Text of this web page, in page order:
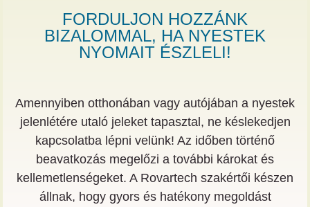
FORDULJON HOZZÁNK
BIZALOMMAL, HA NYESTEK
NYOMAIT ÉSZLELI!
Amennyiben otthonában vagy autójában a nyestek
jelenlétére utaló jeleket tapasztal, ne késlekedjen
kapcsolatba lépni velünk! Az időben történő
beavatkozás megelőzi a további károkat és
kellemetlenségeket. A Rovartech szakértői készen
állnak, hogy gyors és hatékony megoldást